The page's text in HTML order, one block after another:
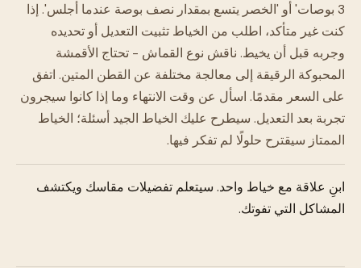
3 بوصات' أو 'الخصر يتسع بمقدار نصف بوصة عندما أجلس'. إذا
كنت غير متأكد، اطلب من الخياط تثبيت التعديل أو تحديده
وجربه قبل أن يخيط. ناقش نوع القماش - تحتاج الأقمشة
المحبوكة الرقيقة إلى معالجة مختلفة عن القطن المتين. اتفق
على السعر مقدمًا. اسأل عن وقت الانتهاء وما إذا كانوا سيجرون
تجربة بعد التعديل. سيطرح عليك الخياط الجيد أسئلة؛ الخياط
الممتاز سيقترح حلولًا لم تفكر فيها.
ابنِ علاقة مع خياط واحد. سيتعلم تفضيلات مقاسك ويكتشف
المشاكل التي تفوتك.